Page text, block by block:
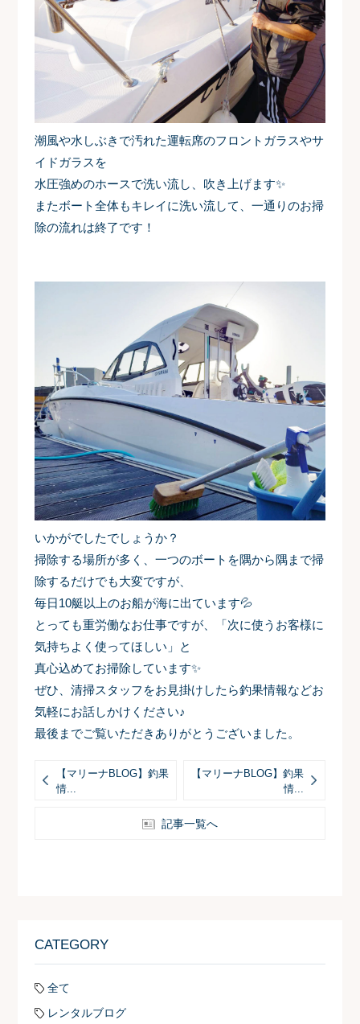
潮風や水しぶきで汚れた運転席のフロントガラスやサ
イドガラスを
水圧強めのホースで洗い流し、吹き上げます✨
またボート全体もキレイに洗い流して、一通りのお掃
除の流れは終了です！
いかがでしたでしょうか？
掃除する場所が多く、一つのボートを隅から隅まで掃
除するだけでも大変ですが、
毎日10艇以上のお船が海に出ています💦
とっても重労働なお仕事ですが、「次に使うお客様に
気持ちよく使ってほしい」と
真心込めてお掃除しています✨
ぜひ、清掃スタッフをお見掛けしたら釣果情報などお
気軽にお話しかけください♪
最後までご覧いただきありがとうございました。
【マリーナBLOG】釣果
情...
【マリーナBLOG】釣果
情...
記事一覧へ
CATEGORY
全て
レンタルブログ